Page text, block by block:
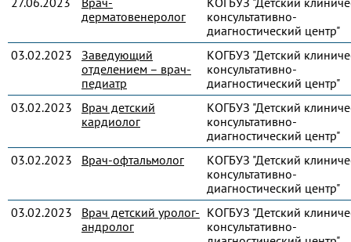
дерматовенеролог
консультативно-
диагностический центр"
03.02.2023
Заведующий
отделением – врач-
педиатр
КОГБУЗ "Детский
консультативно-
диагностический центр"
03.02.2023
Врач детский
кардиолог
КОГБУЗ "Детский
консультативно-
диагностический центр"
03.02.2023
Врач-офтальмолог
КОГБУЗ "Детский
консультативно-
диагностический центр"
03.02.2023
Врач детский уролог-
андролог
КОГБУЗ "Детский
консультативно-